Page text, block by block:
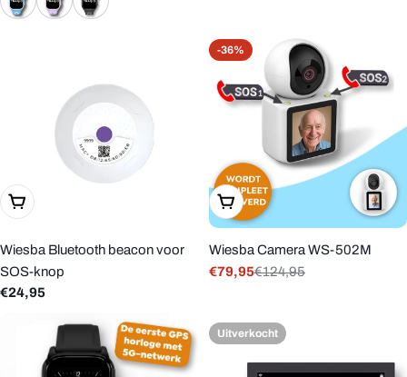
In Winkelwagen
Wiesba Bluetooth beacon voor
SOS-knop
Reguliere
€24,95
-36%
In Winkelwagen
Wiesba Camera WS-502M
Verkoopprijs
€79,95
Reguliere€124,95
Uitverkocht